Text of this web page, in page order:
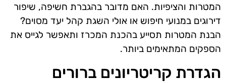
המטרות והציפיות. האם מדובר בהגברת חשיפה, שיפור
דירוגים במנועי חיפוש או אולי השגת קהל יעד מסוים?
הבנת המטרות תסייע בהכנת המכרז ותאפשר לגייס את
הספקים המתאימים ביותר.
הגדרת קריטריונים ברורים